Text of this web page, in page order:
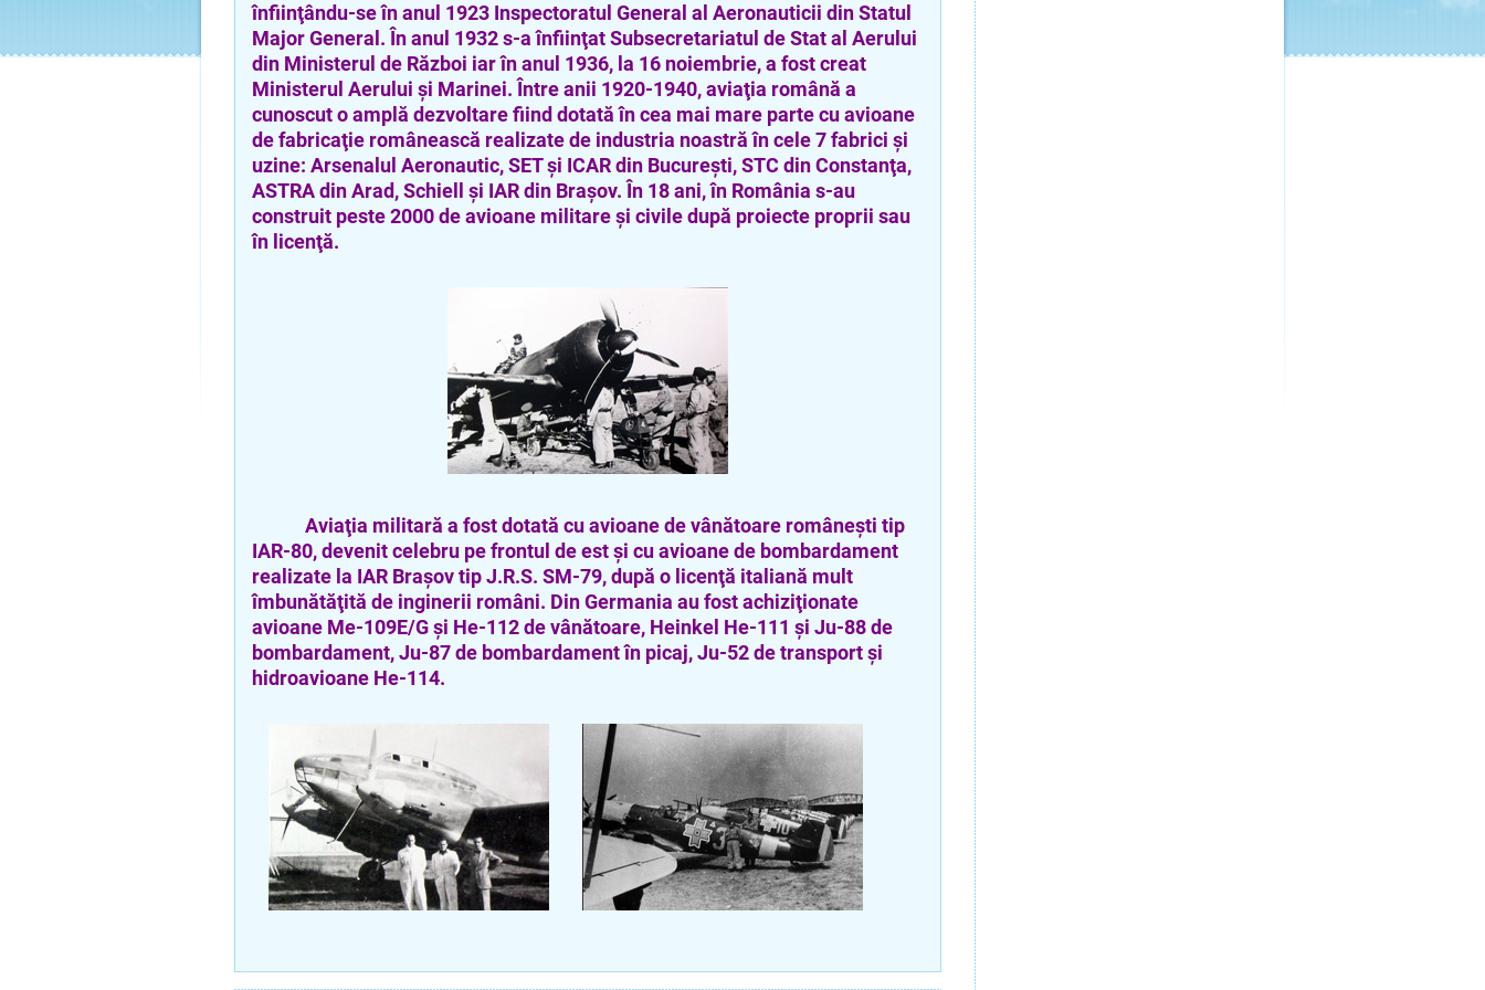
înfiinţându-se în anul 1923 Inspectoratul General al Aeronauticii din Statul
Major General. În anul 1932 s-a înfiinţat Subsecretariatul de Stat al Aerului
din Ministerul de Război iar în anul 1936, la 16 noiembrie, a fost creat
Ministerul Aerului şi Marinei. Între anii 1920-1940, aviaţia română a
cunoscut o amplă dezvoltare fiind dotată în cea mai mare parte cu avioane
de fabricaţie românească realizate de industria noastră în cele 7 fabrici şi
uzine: Arsenalul Aeronautic, SET şi ICAR din Bucureşti, STC din Constanţa,
ASTRA din Arad, Schiell şi IAR din Braşov. În 18 ani, în România s-au
construit peste 2000 de avioane militare şi civile după proiecte proprii sau
în licenţă.
Aviaţia militară a fost dotată cu avioane de vânătoare româneşti tip
IAR-80, devenit celebru pe frontul de est şi cu avioane de bombardament
realizate la IAR Braşov tip J.R.S. SM-79, după o licenţă italiană mult
îmbunătăţită de inginerii români. Din Germania au fost achiziţionate
avioane Me-109E/G şi He-112 de vânătoare, Heinkel He-111 şi Ju-88 de
bombardament, Ju-87 de bombardament în picaj, Ju-52 de transport şi
hidroavioane He-114.